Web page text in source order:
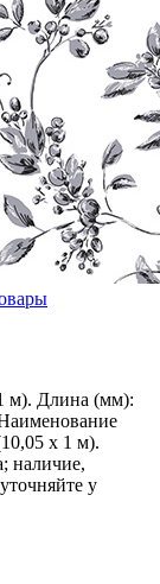
м). Длина (мм):
х 1 м).
наличие,
у